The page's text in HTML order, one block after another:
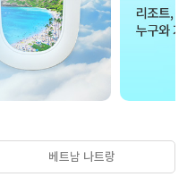
베트남 나트랑